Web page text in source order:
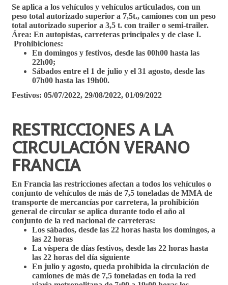
Se aplica a los vehículos y vehículos articulados, con un
peso total autorizado superior a 7,5t., camiones con un peso
total autorizado superior a 3,5 t. con trailer o semi-trailer.
Área: En autopistas, carreteras principales y de clase I.
Prohibiciones:
En domingos y festivos, desde las 00h00 hasta las
22h00;
Sábados entre el 1 de julio y el 31 agosto, desde las
07h00 hasta las 19h00.
Festivos: 05/07/2022, 29/08/2022, 01/09/2022
RESTRICCIONES A LA
CIRCULACIÓN VERANO
FRANCIA
En Francia las restricciones afectan a todos los vehículos o
conjunto de vehículos de más de 7,5 toneladas de MMA de
transporte de mercancías por carretera, la prohibición
general de circular se aplica durante todo el año al
conjunto de la red nacional de carreteras:
Los sábados, desde las 22 horas hasta los domingos, a
las 22 horas
La víspera de días festivos, desde las 22 horas hasta
las 22 horas del día siguiente
En julio y agosto, queda prohibida la circulación de
camiones de más de 7,5 toneladas en toda la red